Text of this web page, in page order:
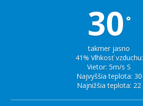
30 °
takmer jasno
41% Vlhkosť vzduchu:
Vietor: 5m/s S
Najvyššia teplota: 30
Najnižšia teplota: 22